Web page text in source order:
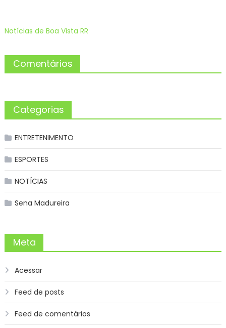
Notícias de Boa Vista RR
Comentários
Categorias
ENTRETENIMENTO
ESPORTES
NOTÍCIAS
Sena Madureira
Meta
Acessar
Feed de posts
Feed de comentários